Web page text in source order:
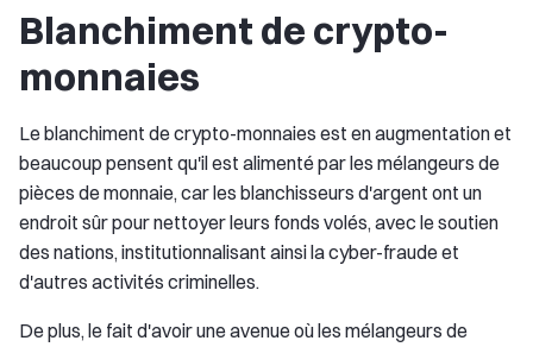
Blanchiment de crypto-
monnaies
Le blanchiment de crypto-monnaies est en augmentation et
beaucoup pensent qu'il est alimenté par les mélangeurs de
pièces de monnaie, car les blanchisseurs d'argent ont un
endroit sûr pour nettoyer leurs fonds volés, avec le soutien
des nations, institutionnalisant ainsi la cyber-fraude et
d'autres activités criminelles.
De plus, le fait d'avoir une avenue où les mélangeurs de